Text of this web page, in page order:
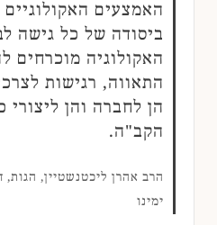
האמצעים
ביסודה של כל גישה
האקולוגיה מוכרחים
התאווה, רגישות
הן לחברה והן ליצורי
הקב"ה.
הרב אהרן ליכטנשטיין,
ימינו